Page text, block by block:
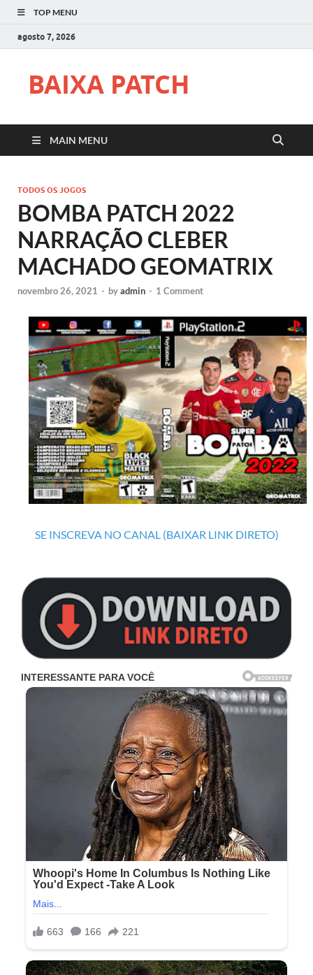
TOP MENU
agosto 7, 2026
BAIXA PATCH
MAIN MENU
TODOS OS JOGOS
BOMBA PATCH 2022
NARRAÇÃO CLEBER
MACHADO GEOMATRIX
novembro 26, 2021 - byadmin - 1 Comment
SE INSCREVA NO CANAL (BAIXAR LINK DIRETO)